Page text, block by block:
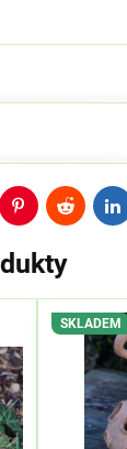
PinterestReddit
SKLADEM